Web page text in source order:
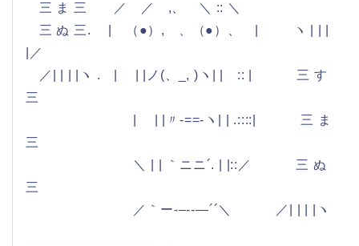
三 ま 三 ／ ／ ,、 ＼ :: ＼
三 ぬ 三. | （●）, 、（●）、 | ヽ | | |
|／
／| | | |ヽ . | | |ノ(、_, )ヽ| | :: | 三 す
三
| | |〃-==‐ヽ| | .::::| 三 ま
三
＼ | | ｀ニニ´. | |::／ 三 ぬ
三
／｀ー‐–‐‐―´´＼ ／| | | |ヽ